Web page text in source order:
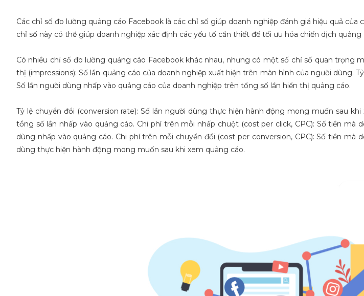
Các chỉ số đo lường quảng cáo Facebook là các chỉ số giúp doanh nghiệp đánh giá hiệu quả của
chỉ số này có thể giúp doanh nghiệp xác định các yếu tố cần thiết để tối ưu hóa chiến dịch
Có nhiều chỉ số đo lường quảng cáo Facebook khác nhau, nhưng có một số chỉ số quan trọng
thị (impressions): Số lần quảng cáo của doanh nghiệp xuất hiện trên màn hình của người dùng.
Số lần người dùng nhấp vào quảng cáo của doanh nghiệp trên tổng số lần hiển thị quảng cáo.
Tỷ lệ chuyển đổi (conversion rate): Số lần người dùng thực hiện hành động mong muốn sau
tổng số lần nhấp vào quảng cáo. Chi phí trên mỗi nhấp chuột (cost per click, CPC): Số tiền mà
dùng nhấp vào quảng cáo. Chi phí trên mỗi chuyển đổi (cost per conversion, CPC): Số tiền mà
dùng thực hiện hành động mong muốn sau khi xem quảng cáo.